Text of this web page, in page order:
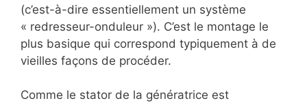
(c’est-à-dire essentiellement un système
« redresseur-onduleur »). C’est le montage le
plus basique qui correspond typiquement à de
vieilles façons de procéder.
Comme le stator de la génératrice est